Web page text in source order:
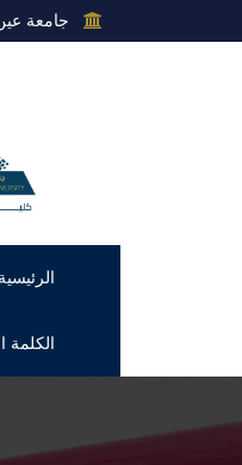
جامعة
الرئيسية
الكلمة